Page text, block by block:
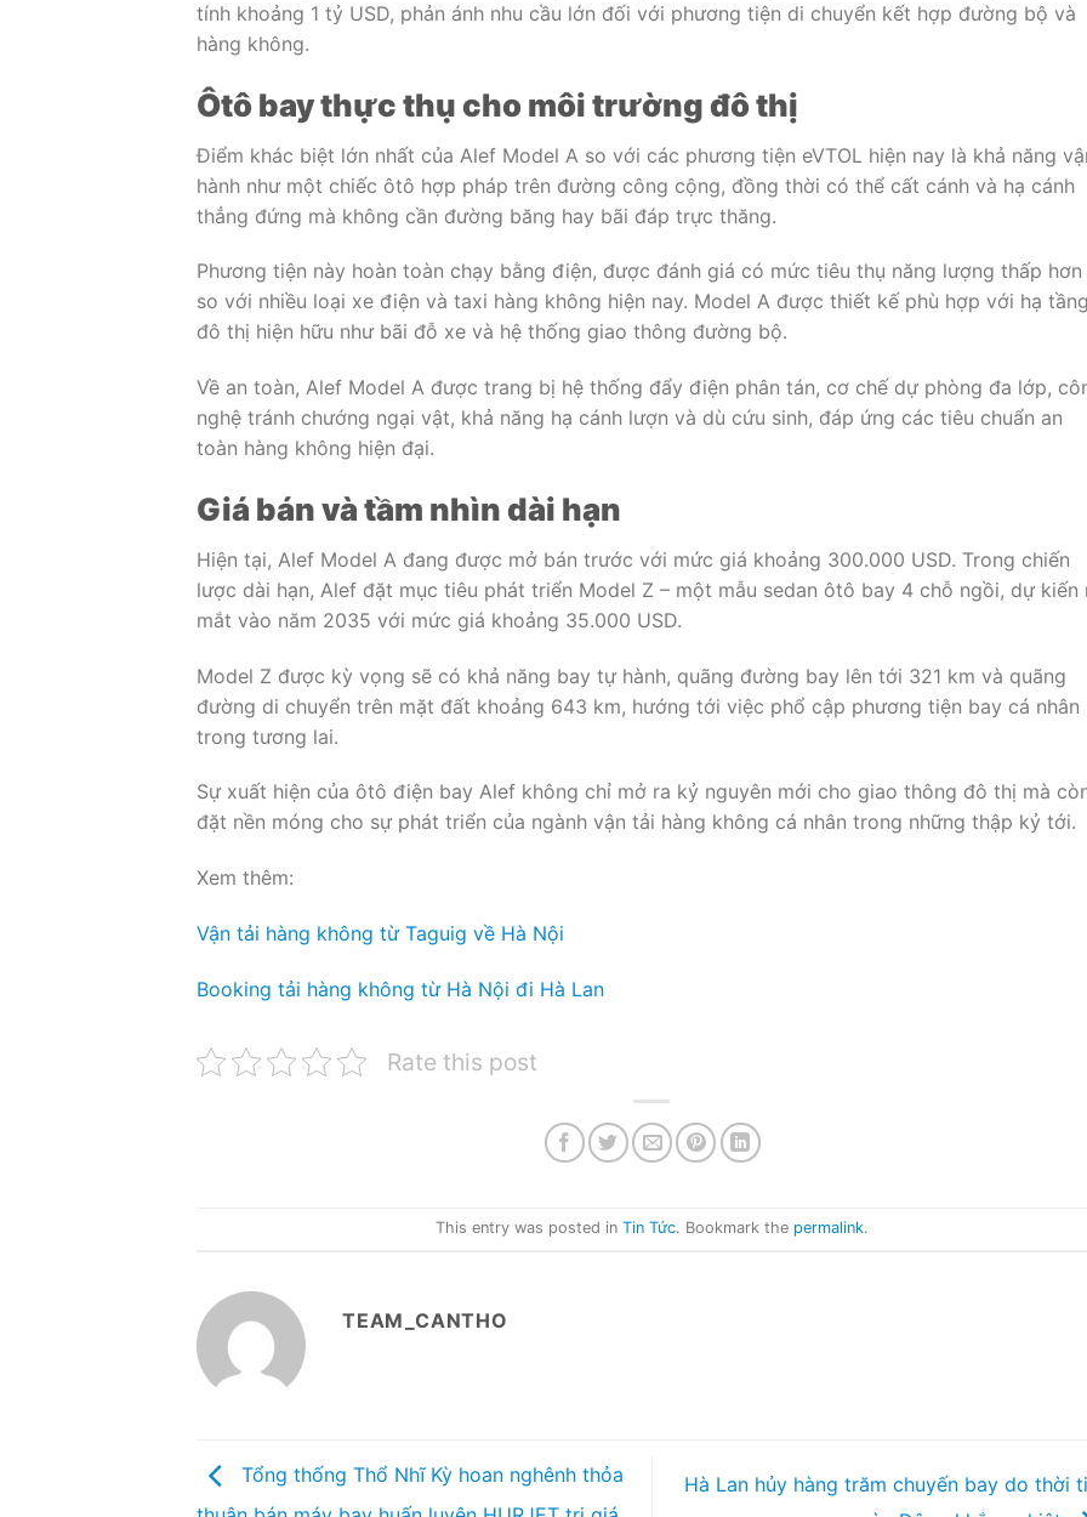
tính khoảng 1 tỷ USD, phản ánh nhu cầu lớn đối với phương tiện di chuyển kết hợp đường bộ và
hàng không.
Ôtô bay thực thụ cho môi trường đô thị
Điểm khác biệt lớn nhất của Alef Model A so với các phương tiện eVTOL hiện nay là khả năng
hành như một chiếc ôtô hợp pháp trên đường công cộng, đồng thời có thể cất cánh và hạ cánh
thẳng đứng mà không cần đường băng hay bãi đáp trực thăng.
Phương tiện này hoàn toàn chạy bằng điện, được đánh giá có mức tiêu thụ năng lượng thấp hơn
so với nhiều loại xe điện và taxi hàng không hiện nay. Model A được thiết kế phù hợp với hạ
đô thị hiện hữu như bãi đỗ xe và hệ thống giao thông đường bộ.
Về an toàn, Alef Model A được trang bị hệ thống đẩy điện phân tán, cơ chế dự phòng đa lớp,
nghệ tránh chướng ngại vật, khả năng hạ cánh lượn và dù cứu sinh, đáp ứng các tiêu chuẩn an
toàn hàng không hiện đại.
Giá bán và tầm nhìn dài hạn
Hiện tại, Alef Model A đang được mở bán trước với mức giá khoảng 300.000 USD. Trong chiến
lược dài hạn, Alef đặt mục tiêu phát triển Model Z – một mẫu sedan ôtô bay 4 chỗ ngồi, dự kiến
mắt vào năm 2035 với mức giá khoảng 35.000 USD.
Model Z được kỳ vọng sẽ có khả năng bay tự hành, quãng đường bay lên tới 321 km và quãng
đường di chuyển trên mặt đất khoảng 643 km, hướng tới việc phổ cập phương tiện bay cá nhân
trong tương lai.
Sự xuất hiện của ôtô điện bay Alef không chỉ mở ra kỷ nguyên mới cho giao thông đô thị mà
đặt nền móng cho sự phát triển của ngành vận tải hàng không cá nhân trong những thập kỷ tới.
Xem thêm:
Vận tải hàng không từ Taguig về Hà Nội
Booking tải hàng không từ Hà Nội đi Hà Lan
Rate this post
This entry was posted in Tin Tức. Bookmark the permalink.
TEAM_CANTHO
Tổng thống Thổ Nhĩ Kỳ hoan nghênh thỏa
Hà Lan hủy hàng trăm chuyến bay do thời